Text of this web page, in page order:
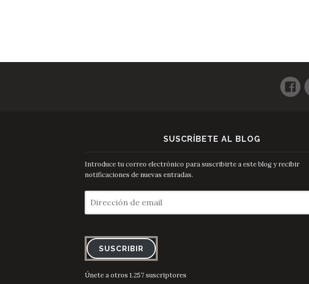
SUSCRÍBETE AL BLOG
Introduce tu correo electrónico para suscribirte a este blog y recibir
notificaciones de nuevas entradas.
de
email
SUSCRIBIR
Únete a otros 1.257 suscriptores